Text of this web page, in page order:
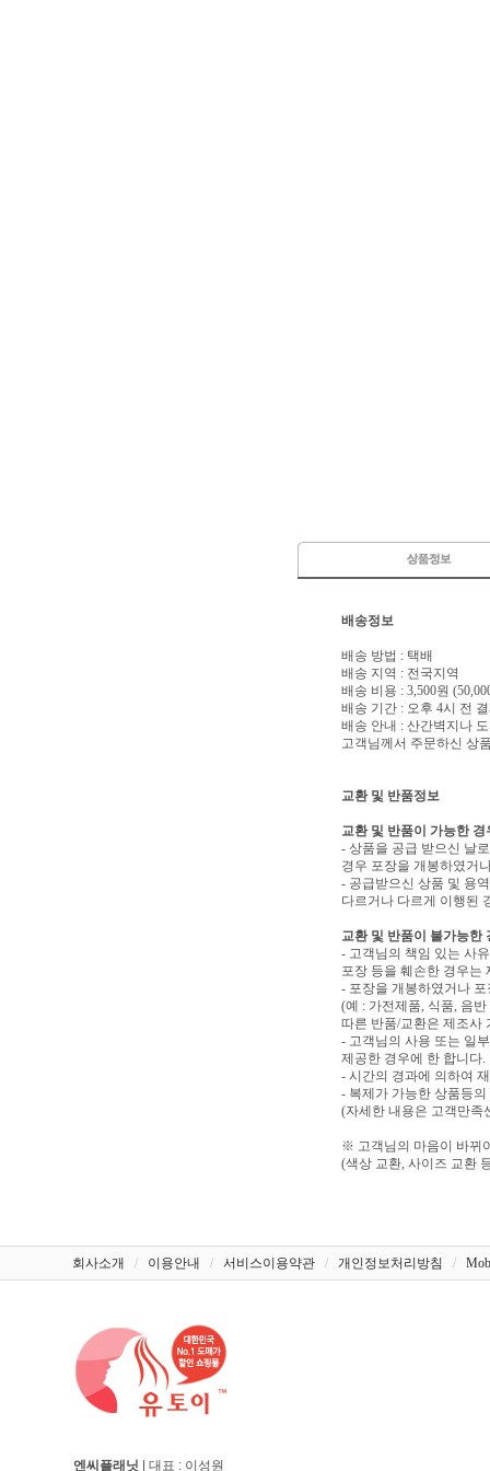
배송정보
배송 방법 : 택배
배송 지역 : 전국지역
배송 비용 : 3,500원
배송 기간 : 오후 4시 전
배송 안내 : 산간벽지나
고객님께서 주문하신 상
교환 및 반품정보
교환 및 반품이 가능한 경
- 상품을 공급 받으신 날
경우 포장을 개봉하였거
- 공급받으신 상품 및 용
다르거나 다르게 이행된
교환 및 반품이 불가능한
- 고객님의 책임 있는 사
포장 등을 훼손한 경우는
- 포장을 개봉하였거나
(예 : 가전제품, 식품, 음
따른 반품/교환은 제조사
- 고객님의 사용 또는 일
제공한 경우에 한 합니다.
- 시간의 경과에 의하여
- 복제가 가능한 상품등
(자세한 내용은 고객만족
※ 고객님의 마음이 바뀌
(색상 교환, 사이즈 교환
회사소개 / 이용안내 / 서비스이용약관 / 개인정보처리방침 /
엔씨플래닛 | 대표 : 이성원